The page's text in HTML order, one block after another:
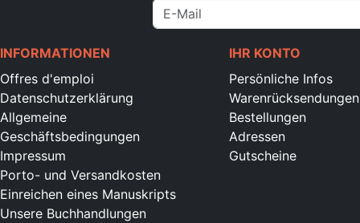
INFORMATIONEN
Offres d'emploi
Datenschutzerklärung
Allgemeine
Geschäftsbedingungen
Impressum
Porto- und Versandkosten
Einreichen eines Manuskripts
Unsere Buchhandlungen
IHR KONTO
Persönliche Infos
Warenrücksendungen
Bestellungen
Adressen
Gutscheine